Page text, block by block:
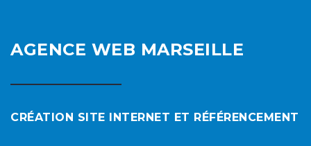
AGENCE WEB MARSEILLE
CRÉATION SITE INTERNET ET RÉFÉRENCEMENT